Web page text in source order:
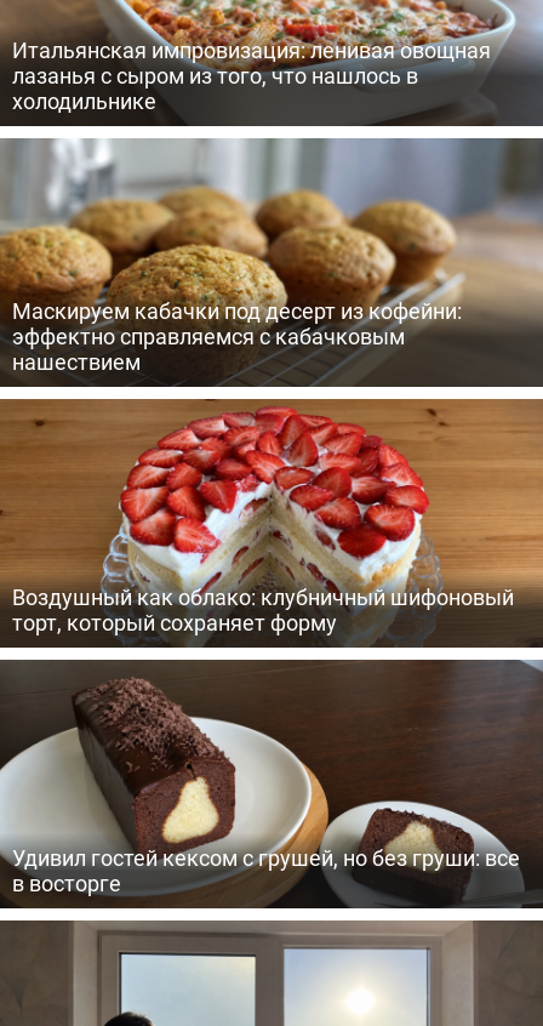
Итальянская импровизация: ленивая овощная
лазанья с сыром из того, что нашлось в
холодильнике
Маскируем кабачки под десерт из кофейни:
эффектно справляемся с кабачковым
нашествием
Воздушный как облако: клубничный шифоновый
торт, который сохраняет форму
Удивил гостей кексом с грушей, но без груши: все
в восторге